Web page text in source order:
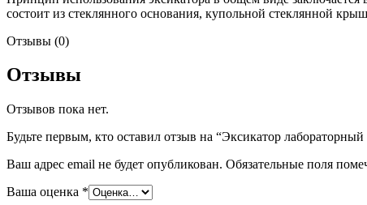
состоит из стеклянного основания, купольной стеклянной
Отзывы (0)
Отзывы
Отзывов пока нет.
Будьте первым, кто оставил отзыв на “Эксикатор
Ваш адрес email не будет опубликован. Обязательные поля
Ваша оценка *